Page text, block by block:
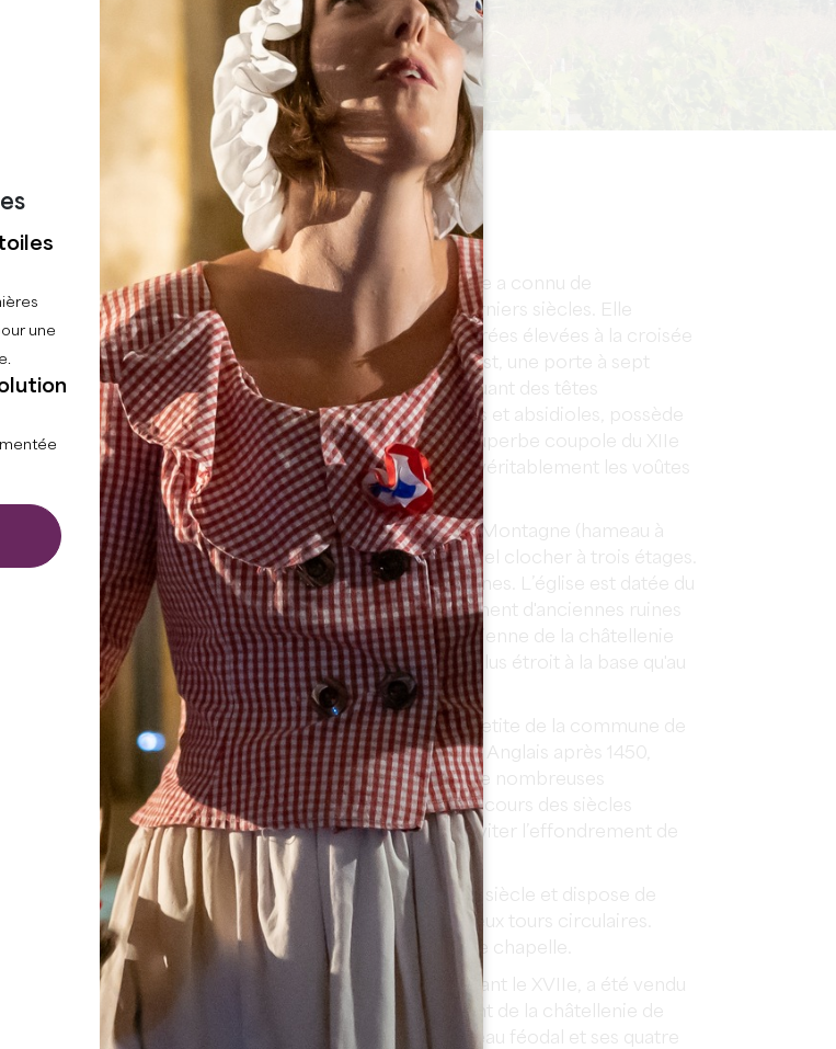
Montagne
faisant
est de
que
village
y a
On
est très
la
IV
y
pour
vin
POINTS D'INTÉRÊTS
Église Saint-Martin construite au XIIe siècle a connu de
nombreuses restaurations au cours des derniers siècles. Elle
possède un clocher composé de tours carrées élevées à la croisée
des transepts et de la nef. Sur la façade ouest, une porte à sept
voussures est pourvue de chapiteaux évoquant des têtes
fantastiques. L'ensemble, clocher, transepts et absidioles, possède
un harmonieux équilibre. A l'intérieur, une superbe coupole du XIIe
siècle, unique dans le Libournais; annonce véritablement les voûtes
gothiques sur croisées d'ogives.
Église Saint-Georgesà Saint-Georges de Montagne (hameau à
850 mètres de Montagne), a un exceptionnel clocher à trois étages.
Il se dresse au-dessus du hameau et des vignes. L’église est datée du
Xle siècle et a été construite sur l'emplacement d'anciennes ruines
romaines. Elle est certainement la plus ancienne de la châtellenie
de Puynormand. Son clocher est original, plus étroit à la base qu'au
sommet et mesure 23 mètres de haut.
Église Notre Dame de Parsacest la plus petite de la commune de
Montagne. Elle aurait été construite par les Anglais après 1450,
suivant une ancienne église trop vétuste. De nombreuses
restaurations se sont ensuite succédées au cours des siècles
suivants, dont une dernière en 1992 pour éviter l’effondrement de
l’édifice.
Château des Tours
a été construit au XIVe siècle et dispose de
deux donjons de forme polygonale avec deux tours circulaires.
Hors de l’enceinte du château se trouve une chapelle.
Château Saint-Georges
construit bien avant le XVIIe, a été vendu
en 1602 par Henri IV lors du démantèlement de la châtellenie de
Puynormand. Construit en U, l’ancien château féodal et ses quatre
une